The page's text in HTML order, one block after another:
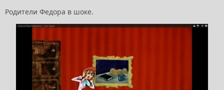
Родители Федора в шоке.